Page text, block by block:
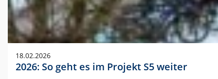
18.02.2026
2026: So geht es im Projekt S5 weiter